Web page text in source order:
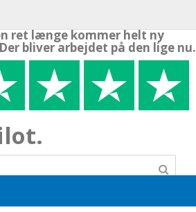
ret længe kommer helt ny
bliver arbejdet på den lige nu.